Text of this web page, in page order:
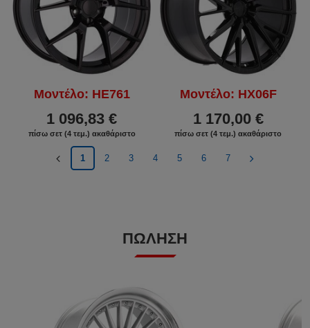
Μοντέλο: HE761
1 096,83 €
πίσω σετ (4 τεμ.) ακαθάριστο
Μοντέλο: HX06F
1 170,00 €
πίσω σετ (4 τεμ.) ακαθάριστο
1 2 3 4 5 6 7
ΠΏΛΗΣΗ